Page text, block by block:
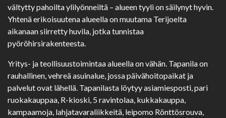
vältytty pahoilta ylilyönneiltä – alueen tyyli on säilynyt hyvin.
Yhtenä erikoisuutena alueella on muutama Terijoelta
aikanaan siirretty huvila, jotka tunnistaa
pyöröhirsirakenteesta.
Yritys- ja teollisuustoimintaa alueella on vähän. Tapanila on
rauhallinen, vehreä asuinalue, jossa päivähoitopaikat ja
palvelut ovat lähellä. Tapanilasta löytyy asiamiesposti, pari
ruokakauppaa, R-kioski, 5 ravintolaa, kukkakauppa,
kampaamoja, lahjatavaraliikkeitä, leipomo Rönttösrouva,